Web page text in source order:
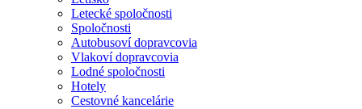
Letecké spoločnosti
Spoločnosti
Autobusoví dopravcovia
Vlakoví dopravcovia
Lodné spoločnosti
Hotely
Cestovné kancelárie